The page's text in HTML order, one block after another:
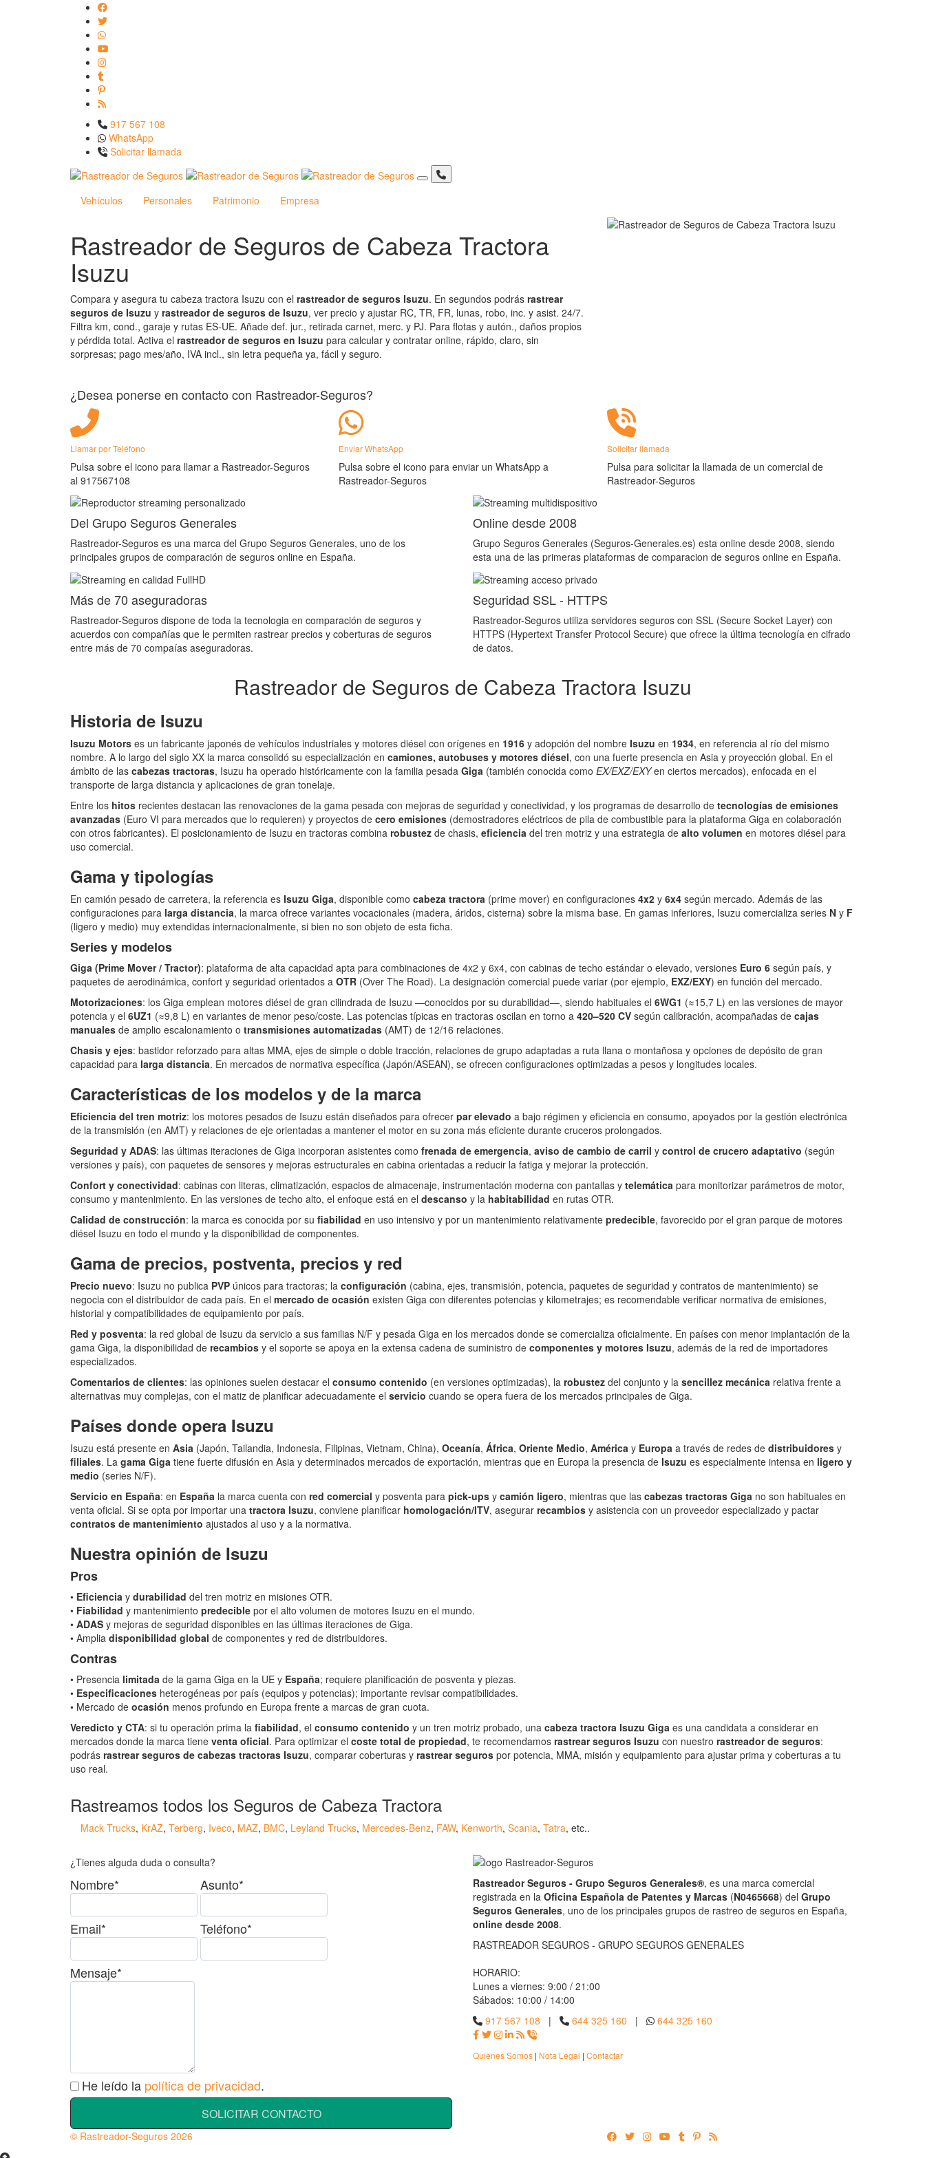
917 567 108
WhatsApp
Solicitar llamada
Vehículos Personales Patrimonio Empresa
Rastreador de Seguros de Cabeza Tractora
Isuzu
Compara y asegura tu cabeza tractora Isuzu con el rastreador de seguros Isuzu. En segundos podrás rastrear
seguros de Isuzu y rastreador de seguros de Isuzu, ver precio y ajustar RC, TR, FR, lunas, robo, inc. y asist. 24/7.
Filtra km, cond., garaje y rutas ES‑UE. Añade def. jur., retirada carnet, merc. y PJ. Para flotas y autón., daños propios
y pérdida total. Activa el rastreador de seguros en Isuzu para calcular y contratar online, rápido, claro, sin
sorpresas; pago mes/año, IVA incl., sin letra pequeña ya, fácil y seguro.
¿Desea ponerse en contacto con Rastreador-Seguros?
Llamar por Teléfono
Pulsa sobre el icono para llamar a Rastreador-Seguros
al 917567108
Enviar WhatsApp
Pulsa sobre el icono para enviar un WhatsApp a
Rastreador-Seguros
Solicitar llamada
Pulsa para solicitar la llamada de un comercial de
Rastreador-Seguros
Del Grupo Seguros Generales
Rastreador-Seguros es una marca del Grupo Seguros Generales, uno de los
principales grupos de comparación de seguros online en España.
Online desde 2008
Grupo Seguros Generales (Seguros-Generales.es) esta online desde 2008, siendo
esta una de las primeras plataformas de comparacion de seguros online en España.
Más de 70 aseguradoras
Rastreador-Seguros dispone de toda la tecnologia en comparación de seguros y
acuerdos con compañías que le permiten rastrear precios y coberturas de seguros
entre más de 70 compaías aseguradoras.
Seguridad SSL - HTTPS
Rastreador-Seguros utiliza servidores seguros con SSL (Secure Socket Layer) con
HTTPS (Hypertext Transfer Protocol Secure) que ofrece la última tecnología en cifrado
de datos.
Rastreador de Seguros de Cabeza Tractora Isuzu
Historia de Isuzu
Isuzu Motors es un fabricante japonés de vehículos industriales y motores diésel con orígenes en 1916 y adopción del nombre Isuzu en 1934, en referencia al río del mismo
nombre. A lo largo del siglo XX la marca consolidó su especialización en camiones, autobuses y motores diésel, con una fuerte presencia en Asia y proyección global. En el
ámbito de las cabezas tractoras, Isuzu ha operado históricamente con la familia pesada Giga (también conocida como EX/EXZ/EXYen ciertos mercados), enfocada en el
transporte de larga distancia y aplicaciones de gran tonelaje.
Entre los hitos recientes destacan las renovaciones de la gama pesada con mejoras de seguridad y conectividad, y los programas de desarrollo de tecnologías de emisiones
avanzadas (Euro VI para mercados que lo requieren) y proyectos de cero emisiones (demostradores eléctricos de pila de combustible para la plataforma Giga en colaboración
con otros fabricantes). El posicionamiento de Isuzu en tractoras combina robustez de chasis, eficiencia del tren motriz y una estrategia de alto volumen en motores diésel para
uso comercial.
Gama y tipologías
En camión pesado de carretera, la referencia es Isuzu Giga, disponible como cabeza tractora (prime mover) en configuraciones 4x2 y 6x4 según mercado. Además de las
configuraciones para larga distancia, la marca ofrece variantes vocacionales (madera, áridos, cisterna) sobre la misma base. En gamas inferiores, Isuzu comercializa series N y F
(ligero y medio) muy extendidas internacionalmente, si bien no son objeto de esta ficha.
Series y modelos
Giga (Prime Mover / Tractor): plataforma de alta capacidad apta para combinaciones de 4x2 y 6x4, con cabinas de techo estándar o elevado, versiones Euro 6 según país, y
paquetes de aerodinámica, confort y seguridad orientados a OTR (Over The Road). La designación comercial puede variar (por ejemplo, EXZ/EXY) en función del mercado.
Motorizaciones: los Giga emplean motores diésel de gran cilindrada de Isuzu —conocidos por su durabilidad—, siendo habituales el 6WG1 (≈15,7 L) en las versiones de mayor
potencia y el 6UZ1 (≈9,8 L) en variantes de menor peso/coste. Las potencias típicas en tractoras oscilan en torno a 420–520 CV según calibración, acompañadas de cajas
manuales de amplio escalonamiento o transmisiones automatizadas (AMT) de 12/16 relaciones.
Chasis y ejes: bastidor reforzado para altas MMA, ejes de simple o doble tracción, relaciones de grupo adaptadas a ruta llana o montañosa y opciones de depósito de gran
capacidad para larga distancia. En mercados de normativa específica (Japón/ASEAN), se ofrecen configuraciones optimizadas a pesos y longitudes locales.
Características de los modelos y de la marca
Eficiencia del tren motriz: los motores pesados de Isuzu están diseñados para ofrecer par elevado a bajo régimen y eficiencia en consumo, apoyados por la gestión electrónica
de la transmisión (en AMT) y relaciones de eje orientadas a mantener el motor en su zona más eficiente durante cruceros prolongados.
Seguridad y ADAS: las últimas iteraciones de Giga incorporan asistentes como frenada de emergencia, aviso de cambio de carril y control de crucero adaptativo (según
versiones y país), con paquetes de sensores y mejoras estructurales en cabina orientadas a reducir la fatiga y mejorar la protección.
Confort y conectividad: cabinas con literas, climatización, espacios de almacenaje, instrumentación moderna con pantallas y telemática para monitorizar parámetros de motor,
consumo y mantenimiento. En las versiones de techo alto, el enfoque está en el descanso y la habitabilidad en rutas OTR.
Calidad de construcción: la marca es conocida por su fiabilidad en uso intensivo y por un mantenimiento relativamente predecible, favorecido por el gran parque de motores
diésel Isuzu en todo el mundo y la disponibilidad de componentes.
Gama de precios, postventa, precios y red
Precio nuevo: Isuzu no publica PVP únicos para tractoras; la configuración (cabina, ejes, transmisión, potencia, paquetes de seguridad y contratos de mantenimiento) se
negocia con el distribuidor de cada país. En el mercado de ocasión existen Giga con diferentes potencias y kilometrajes; es recomendable verificar normativa de emisiones,
historial y compatibilidades de equipamiento por país.
Red y posventa: la red global de Isuzu da servicio a sus familias N/F y pesada Giga en los mercados donde se comercializa oficialmente. En países con menor implantación de la
gama Giga, la disponibilidad de recambios y el soporte se apoya en la extensa cadena de suministro de componentes y motores Isuzu, además de la red de importadores
especializados.
Comentarios de clientes: las opiniones suelen destacar el consumo contenido (en versiones optimizadas), la robustez del conjunto y la sencillez mecánica relativa frente a
alternativas muy complejas, con el matiz de planificar adecuadamente el servicio cuando se opera fuera de los mercados principales de Giga.
Países donde opera Isuzu
Isuzu está presente en Asia (Japón, Tailandia, Indonesia, Filipinas, Vietnam, China), Oceanía, África, Oriente Medio, América y Europa a través de redes de distribuidores y
filiales. La gama Giga tiene fuerte difusión en Asia y determinados mercados de exportación, mientras que en Europa la presencia de Isuzu es especialmente intensa en ligero y
medio (series N/F).
Servicio en España: en España la marca cuenta con red comercial y posventa para pick‑ups y camión ligero, mientras que las cabezas tractoras Giga no son habituales en
venta oficial. Si se opta por importar una tractora Isuzu, conviene planificar homologación/ITV, asegurar recambios y asistencia con un proveedor especializado y pactar
contratos de mantenimiento ajustados al uso y a la normativa.
Nuestra opinión de Isuzu
Pros
• Eficiencia y durabilidad del tren motriz en misiones OTR.
• Fiabilidad y mantenimiento predecible por el alto volumen de motores Isuzu en el mundo.
• ADAS y mejoras de seguridad disponibles en las últimas iteraciones de Giga.
• Amplia disponibilidad global de componentes y red de distribuidores.
Contras
• Presencia limitada de la gama Giga en la UE y España; requiere planificación de posventa y piezas.
• Especificaciones heterogéneas por país (equipos y potencias); importante revisar compatibilidades.
• Mercado de ocasión menos profundo en Europa frente a marcas de gran cuota.
Veredicto y CTA: si tu operación prima la fiabilidad, el consumo contenido y un tren motriz probado, una cabeza tractora Isuzu Giga es una candidata a considerar en
mercados donde la marca tiene venta oficial. Para optimizar el coste total de propiedad, te recomendamos rastrear seguros Isuzu con nuestro rastreador de seguros:
podrás rastrear seguros de cabezas tractoras Isuzu, comparar coberturas y rastrear seguros por potencia, MMA, misión y equipamiento para ajustar prima y coberturas a tu
uso real.
Rastreamos todos los Seguros de Cabeza Tractora
Mack Trucks, KrAZ, Terberg, Iveco, MAZ, BMC, Leyland Trucks, Mercedes-Benz, FAW, Kenworth, Scania, Tatra, etc..
¿Tienes alguda duda o consulta?
Nombre* Asunto*
Email* Teléfono*
Mensaje*
He leído la política de privacidad.
SOLICITAR CONTACTO
Rastreador Seguros - Grupo Seguros Generales®, es una marca comercial
registrada en la Oficina Española de Patentes y Marcas (N0465668) del Grupo
Seguros Generales, uno de los principales grupos de rastreo de seguros en España,
online desde 2008.
RASTREADOR SEGUROS - GRUPO SEGUROS GENERALES
HORARIO:
Lunes a viernes: 9:00 / 21:00
Sábados: 10:00 / 14:00
917 567 108 | 644 325 160 | 644 325 160
Quienes Somos | Nota Legal | Contactar
© Rastreador-Seguros 2026